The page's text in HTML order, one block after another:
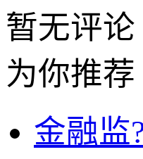
暂无评论
为你推荐
金融监